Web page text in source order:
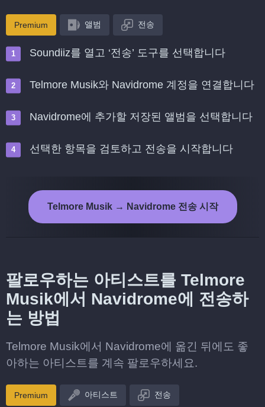
Premium 앨범 전송
Soundiiz를 열고 ‘전송’ 도구를 선택합니다
Telmore Musik와 Navidrome 계정을 연결합니다
Navidrome에 추가할 저장된 앨범을 선택합니다
선택한 항목을 검토하고 전송을 시작합니다
Telmore Musik → Navidrome 전송 시작
팔로우하는 아티스트를 Telmore
Musik에서 Navidrome에 전송하
는 방법
Telmore Musik에서 Navidrome에 옮긴 뒤에도 좋
아하는 아티스트를 계속 팔로우하세요.
Premium 아티스트 전송